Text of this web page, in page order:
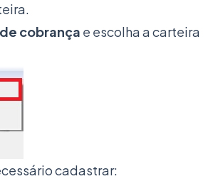
cobrança e escolha a carteira
cadastrar: